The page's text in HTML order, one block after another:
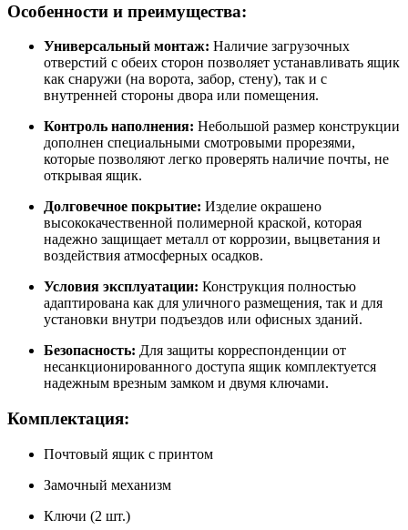
Особенности и преимущества:
Универсальный монтаж: Наличие загрузочных
отверстий с обеих сторон позволяет устанавливать ящик
как снаружи (на ворота, забор, стену), так и с
внутренней стороны двора или помещения.
Контроль наполнения: Небольшой размер конструкции
дополнен специальными смотровыми прорезями,
которые позволяют легко проверять наличие почты, не
открывая ящик.
Долговечное покрытие: Изделие окрашено
высококачественной полимерной краской, которая
надежно защищает металл от коррозии, выцветания и
воздействия атмосферных осадков.
Условия эксплуатации: Конструкция полностью
адаптирована как для уличного размещения, так и для
установки внутри подъездов или офисных зданий.
Безопасность: Для защиты корреспонденции от
несанкционированного доступа ящик комплектуется
надежным врезным замком и двумя ключами.
Комплектация:
Почтовый ящик с принтом
Замочный механизм
Ключи (2 шт.)